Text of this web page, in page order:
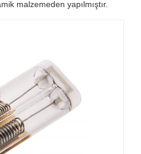
malzemeden yapılmıştır.